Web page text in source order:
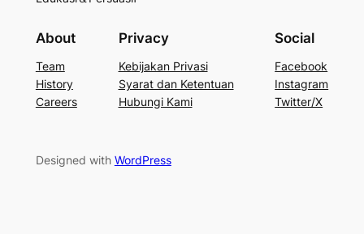
About
Team
History
Careers
Privacy
Kebijakan Privasi
Syarat dan Ketentuan
Hubungi Kami
Social
Facebook
Instagram
Twitter/X
Designed with WordPress